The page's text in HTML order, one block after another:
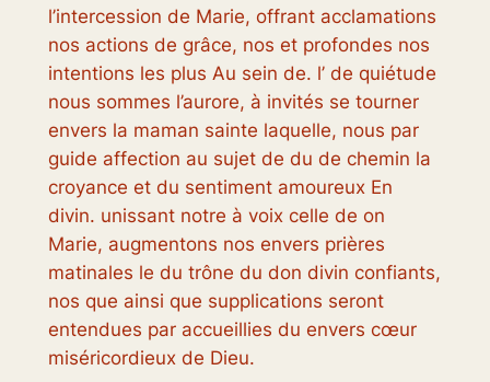
l’intercession de Marie, offrant acclamations
nos actions de grâce, nos et profondes nos
intentions les plus Au sein de. l’ de quiétude
nous sommes l’aurore, à invités se tourner
envers la maman sainte laquelle, nous par
guide affection au sujet de du de chemin la
croyance et du sentiment amoureux En
divin. unissant notre à voix celle de on
Marie, augmentons nos envers prières
matinales le du trône du don divin confiants,
nos que ainsi que supplications seront
entendues par accueillies du envers cœur
miséricordieux de Dieu.